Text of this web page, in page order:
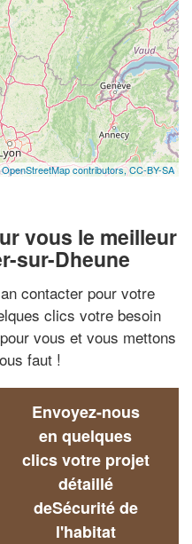
OpenStreetMap contributors,CC-BY-SA
vous le meilleur
sur-Dheune
contacter pour votre
clics votre besoin
vous et vous mettons
faut !
Envoyez-nous
en quelques
clics votre projet
détaillé
deSécurité de
l'habitat